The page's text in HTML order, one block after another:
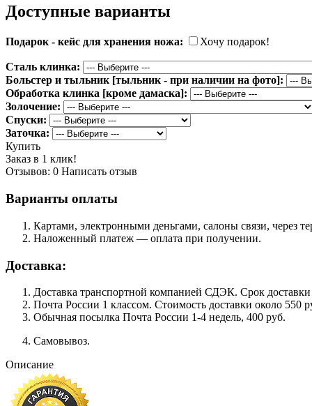
Доступные варианты
Подарок - кейс для хранения ножа: Хочу подарок!
Сталь клинка:
Больстер и тыльник [тыльник - при наличии на фото]:
Обработка клинка [кроме дамаска]:
Золочение:
Спуски:
Заточка:
Купить
Заказ в 1 клик!
Отзывов: 0 Написать отзыв
Варианты оплаты
Картами, электронными деньгами, салоны связи, через
Наложенный платеж — оплата при получении.
Доставка:
Доставка транспортной компанией СДЭК. Срок
Почта России 1 классом. Cтоимость доставки около 550
Обычная посылка Почта России 1-4 недель, 400 руб.
Самовывоз.
Описание